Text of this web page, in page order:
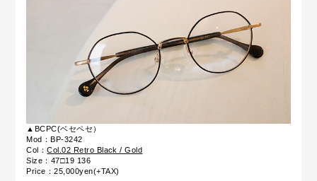
▲BCPC(ベセペセ）
Mod：BP-3242
Col：Col.02 Retro Black / Gold
Size：47□19 136
Price：25,000yen(+TAX)